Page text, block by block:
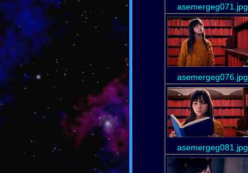
asemergeg071.jpg
asemergeg076.jpg
asemergeg081.jpg